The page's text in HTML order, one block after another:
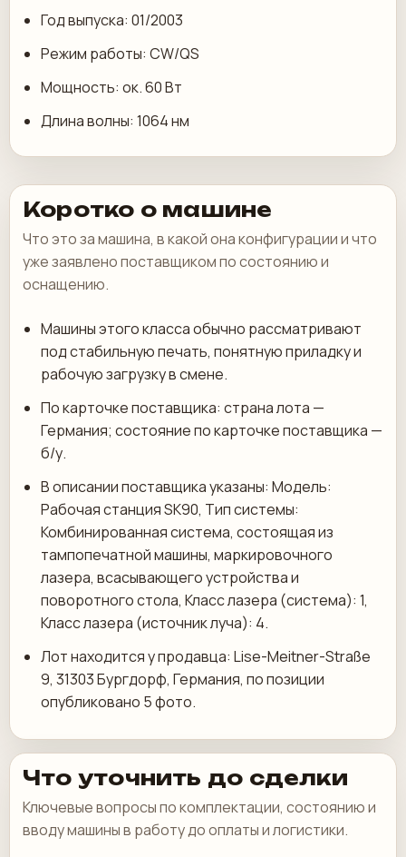
Год выпуска: 01/2003
Режим работы: CW/QS
Мощность: ок. 60 Вт
Длина волны: 1064 нм
Коротко о машине
Что это за машина, в какой она конфигурации и что
уже заявлено поставщиком по состоянию и
оснащению.
Машины этого класса обычно рассматривают
под стабильную печать, понятную приладку и
рабочую загрузку в смене.
По карточке поставщика: страна лота —
Германия; состояние по карточке поставщика —
б/у.
В описании поставщика указаны: Модель:
Рабочая станция SK90, Тип системы:
Комбинированная система, состоящая из
тампопечатной машины, маркировочного
лазера, всасывающего устройства и
поворотного стола, Класс лазера (система): 1,
Класс лазера (источник луча): 4.
Лот находится у продавца: Lise-Meitner-Straße
9, 31303 Бургдорф, Германия, по позиции
опубликовано 5 фото.
Что уточнить до сделки
Ключевые вопросы по комплектации, состоянию и
вводу машины в работу до оплаты и логистики.